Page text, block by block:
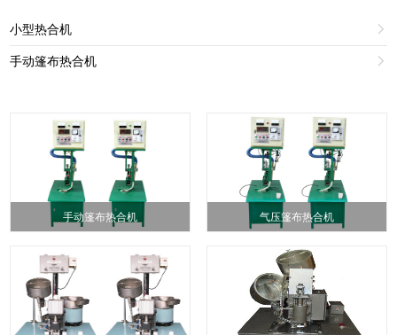
小型热合机 
手动篷布热合机 
手动篷布热合机 气压篷布热合机